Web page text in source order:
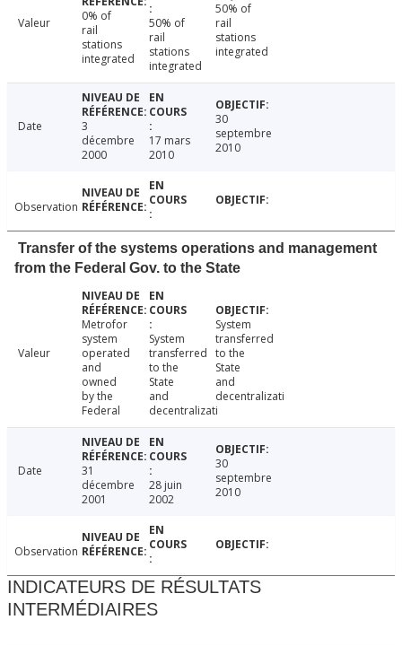
Valeur
0% of
rail
stations
integrated
50% of
rail
stations
integrated
50% of
rail
stations
integrated
Date
3
décembre
2000
17 mars
2010
30
septembre
2010
Observation
Transfer of the systems operations and management
from the Federal Gov. to the State
Valeur
Metrofor
system
operated
and
owned
by the
Federal
System
transferred
to the
State
and
decentralizati
System
transferred
to the
State
and
decentralizati
Date
31
décembre
2001
28 juin
2002
30
septembre
2010
Observation
INDICATEURS DE RÉSULTATS
INTERMÉDIAIRES